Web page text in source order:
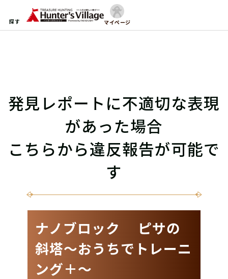
探す マイページ
発見レポートに不適切な表現
があった場合
こちらから違反報告が可能で
す
ナノブロック ピサの
斜塔〜おうちでトレーニ
ング＋〜